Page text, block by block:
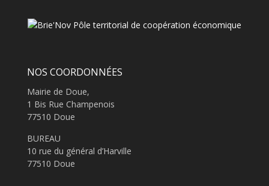
NOS COORDONNÉES
Mairie de Doue,
1 Bis Rue Champenois
77510 Doue
BUREAU
10 rue du général d’Harville
77510 Doue